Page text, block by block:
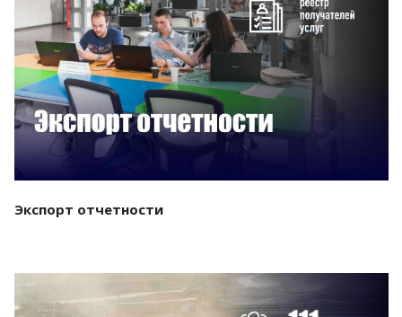
Смотреть проект
Экспорт отчетности